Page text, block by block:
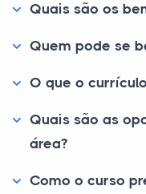
Quais são os
Quem pode se
O que o
Quais são as
área?
Como o curso